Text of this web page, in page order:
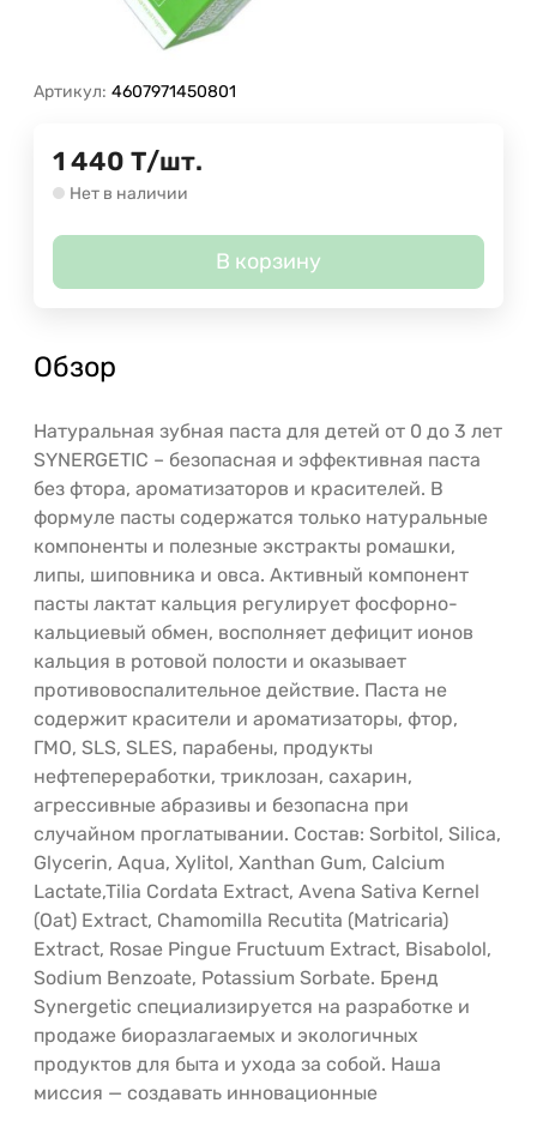
Артикул: 4607971450801
1 440 Т/шт.
Нет в наличии
В корзину
Обзор
Натуральная зубная паста для детей от 0 до 3 лет
SYNERGETIC – безопасная и эффективная паста
без фтора, ароматизаторов и красителей. В
формуле пасты содержатся только натуральные
компоненты и полезные экстракты ромашки,
липы, шиповника и овса. Активный компонент
пасты лактат кальция регулирует фосфорно-
кальциевый обмен, восполняет дефицит ионов
кальция в ротовой полости и оказывает
противовоспалительное действие. Паста не
содержит красители и ароматизаторы, фтор,
ГМО, SLS, SLES, парабены, продукты
нефтепереработки, триклозан, сахарин,
агрессивные абразивы и безопасна при
случайном проглатывании. Состав: Sorbitol, Silica,
Glycerin, Aqua, Xylitol, Xanthan Gum, Calcium
Lactate,Tilia Сordata Еxtract, Avena Sativa Kernel
(Oat) Extract, Chamomilla Recutita (Matricaria)
Extract, Rosae Рingue Fructuum Extract, Bisabolol,
Sodium Benzoate, Рotassium Sorbate. Бренд
Synergetic специализируется на разработке и
продаже биоразлагаемых и экологичных
продуктов для быта и ухода за собой. Наша
миссия — создавать инновационные